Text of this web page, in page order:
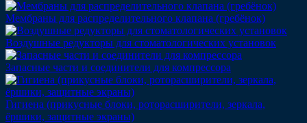
Мембраны для распределительного клапана (гребёнок)
Воздушные редукторы для стоматологических установок
Запасные части и соединители для компрессора
Гигиена (прикусные блоки, роторасширители, зеркала,
ёршики, защитные экраны)